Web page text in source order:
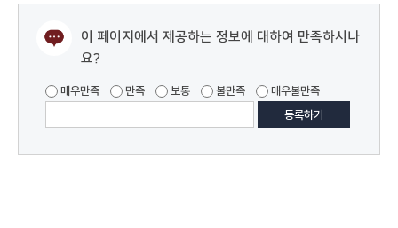
이 페이지에서 제공하는 정보에 대하여 만족하시나
요?
매우만족 만족 보통 불만족 매우불만족